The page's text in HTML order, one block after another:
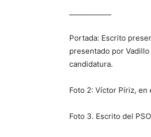
Portada: Escrito
presentado por
candidatura.
Foto 2: Víctor Píriz,
Foto 3. Escrito del